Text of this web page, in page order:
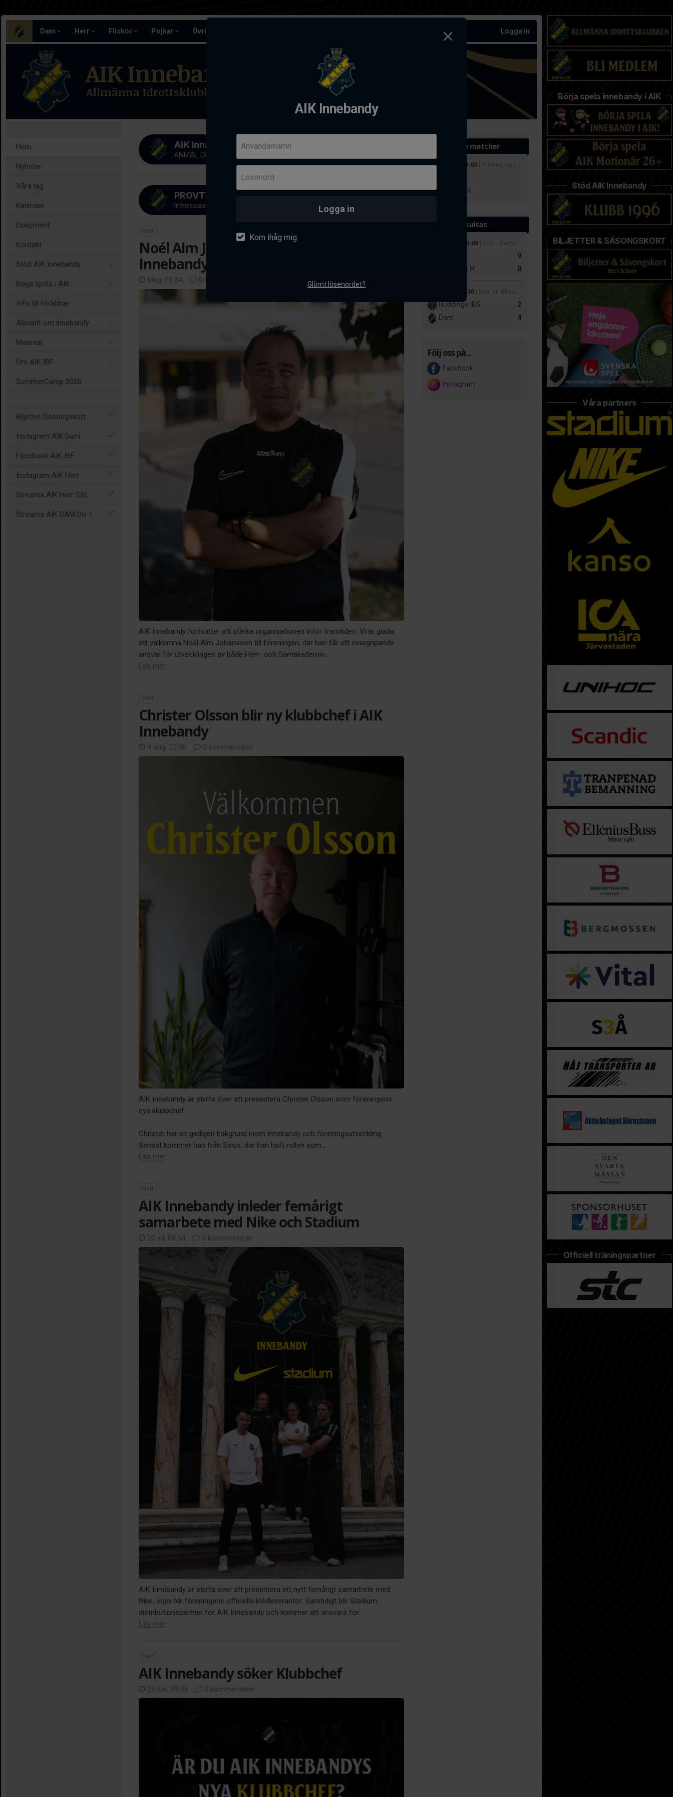
Dam Herr Flickor Pojkar Övriga lag Logga in
AIK Innebandy
Användarnamn
Lösenord
Logga in
Kom ihåg mig
Glömt lösenordet?
AIK Innebandy
Allmänna Idrottsklubben
Hem
Nyheter
Våra lag
Kalender
Dokument
Kontakt
Stöd AIK Innebandy
Börja spela i AIK
Info till föräldrar
Allmänt om innebandy
Material
Om AIK IBF
SummerCamp 2026
Biljetter/Säsongskort
Instagram AIK Dam
Facebook AIK IBF
Instagram AIK Herr
Streama AIK Herr SSL
Streama AIK DAM Div 1
Kommande matcher
Fre 14 aug 19:00 | Träningsmatcher
Skälby IBK
Senaste resultat
Lör 14 mar 16:00 | SSL - Svenska Superligan Herrar
9
8
Hovslätts IK
Ons 8 apr 19:30 | Kval till Allsvenskan Dam – Playoff 2
2
Huddinge IBS
4
Dam
Följ oss på...
Facebook
Instagram
AIK Innabandy Summer camp 2026
ANMÄL DIG NU
Intresseanmälan
Herr
Noél Alm Johansson ansluter till AIK
Innebandys akademiverksamhet
Idag, 09:34 0 kommentarer
AIK Innebandy fortsätter att stärka organisationen inför framtiden. Vi är glada
att välkomna Noél Alm Johansson till föreningen, där han får ett övergripande
ansvar för utvecklingen av både Herr- och Damakademin....
Läs mer
Herr
Christer Olsson blir ny klubbchef i AIK
Innebandy
4 aug, 22:56 0 kommentarer
AIK Innebandy är stolta över att presentera Christer Olsson som föreningens
nya klubbchef.
Christer har en gedigen bakgrund inom innebandy och föreningsutveckling.
Senast kommer han från Sirius, där han haft rollen som...
Läs mer
Herr
AIK Innebandy inleder femårigt
samarbete med Nike och Stadium
20 jul, 08:54 0 kommentarer
AIK Innebandy är stolta över att presentera ett nytt femårigt samarbete med
Nike, som blir föreningens officiella klädleverantör. Samtidigt blir Stadium
distributionspartner för AIK Innebandy och kommer att ansvara för...
Läs mer
Herr
AIK Innebandy söker Klubbchef
29 jun, 09:45 0 kommentarer
Börja spela innebandy i AIK
Stöd AIK Innebandy
BILJETTER & SÄSONGSKORT
Våra partners
Officiell träningspartner